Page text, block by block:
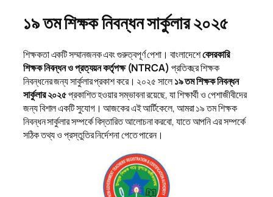
১৯ তম শিক্ষক নিবন্ধন সার্কুলার ২০২৫
শিক্ষকতা একটি সম্মানজনক এবং গুরুত্বপূর্ণ পেশা। বাংলাদেশেবেসরকারি
শিক্ষক নিবন্ধন ও প্রত্যয়ন কর্তৃপক্ষ (NTRCA) প্রতিবছর শিক্ষক
নিবন্ধনের জন্য সার্কুলার প্রকাশ করে। ২০২৫ সালে১৯ তম শিক্ষক নিবন্ধন
সার্কুলার ২০২৫প্রকাশিত হওয়ার সম্ভাবনা রয়েছে, যা শিক্ষার্থী ও পেশাজীবীদের
জন্য বিশাল একটি সুযোগ। আজকের এই আর্টিকেলে, আমরা ১৯ তম শিক্ষক
নিবন্ধন সার্কুলার সম্পর্কে বিস্তারিত আলোচনা করবো, যাতে আপনি এর সম্পর্কে
সঠিক তথ্য ও প্রস্তুতির নির্দেশনা পেতে পারেন।